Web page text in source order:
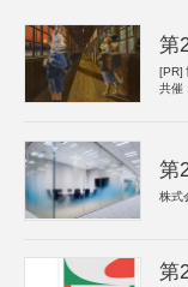
第
[PR]
共催
第
株式
第